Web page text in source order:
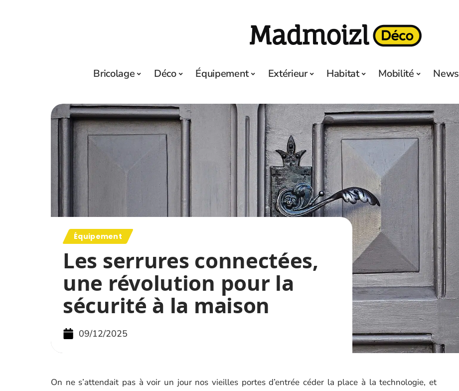
Bricolage Déco Équipement Extérieur Habitat Mobilité News
Équipement
Les serrures connectées,
une révolution pour la
sécurité à la maison
09/12/2025
On ne s’attendait pas à voir un jour nos vieilles portes d’entrée céder la place à la technologie, et